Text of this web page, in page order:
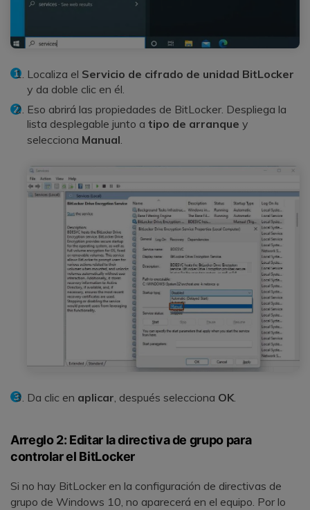
Localiza el Servicio de cifrado de unidad BitLocker
y da doble clic en él.
Eso abrirá las propiedades de BitLocker. Despliega la
lista desplegable junto a tipo de arranque y
selecciona Manual.
Da clic en aplicar , después selecciona OK
Arreglo 2: Editar la directiva de grupo para
controlar el BitLocker
Si no hay BitLocker en la configuración de directivas de
grupo de Windows 10, no aparecerá en el equipo. Por lo